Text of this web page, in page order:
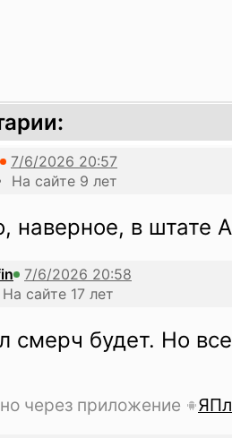
На сайте 9 лет
наверное, в штате
сайте 17 лет
смерч будет. Но
через приложение